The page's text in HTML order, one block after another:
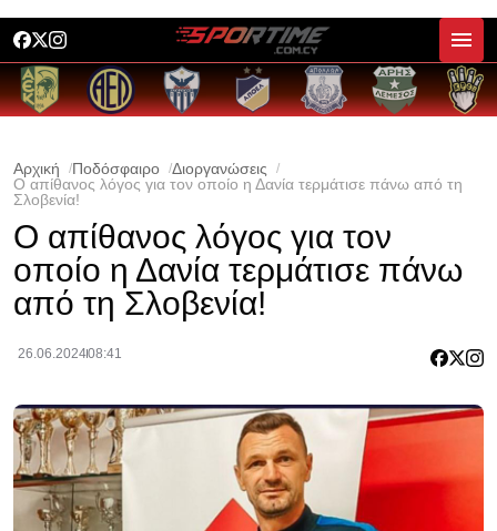
Αρχική Ποδόσφαιρο
Διοργανώσεις
Ο απίθανος λόγος για τον οποίο η Δανία τερμάτισε πάνω από τη
Σλοβενία!
Ο απίθανος λόγος για τον
οποίο η Δανία τερμάτισε πάνω
από τη Σλοβενία!
26.06.202408:41